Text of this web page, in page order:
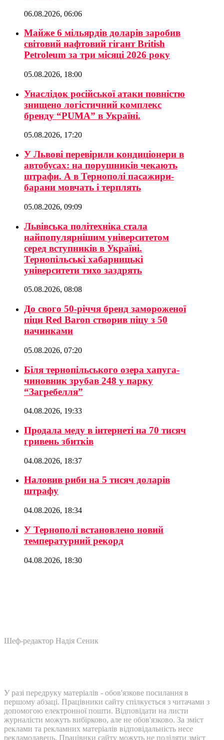
06.08.2026, 06:06
Майже 6 мільярдів доларів заробив
світовий нафтовий гігант British
Petroleum за три місяці 2026 року
05.08.2026, 18:00
Унаслідок російської атаки повністю
знищено логістичний комплекс
бренду “PUMA” в Україні.
05.08.2026, 17:20
У Львові перевірили кондиціонери в
автобусах: на порушників чекають
штрафи. А в Тернополі пасажири-
барани мовчать і терплять
05.08.2026, 09:09
Львівська політехніка стала
найпопулярнішим університетом
серед вступників в Україні.
Тернопільські хабарницькі
університети тихо заздрять
05.08.2026, 08:08
До свого 50-річчя бренд замороженої
піци Red Baron створив піцу з 50
начинками
05.08.2026, 07:20
Біля тернопільського озера хапуга-
чиновник зрубав 248 у парку
“Загребелля”
04.08.2026, 19:33
Продала меду в інтернеті на 70 тисяч
гривень збитків
04.08.2026, 18:37
Наловив риби на 5 тисяч доларів
штрафу
04.08.2026, 18:34
У Тернополі встановлено новий
температурний рекорд
04.08.2026, 18:30
Шеф-редактор Надія Сеник
У разі передруку матеріалів - обов'язкове посилання в
першому абзаці. Працівники сайту спілкується з читачами з
допомогою електронної пошти. Відповідати на листи
журналісти можуть вибірково, але не обов'язково. За зміст
реклами та рекламних матеріалів відповідальність несе
рекламодавець. Працівнки сайту можуть не поділяти зміст